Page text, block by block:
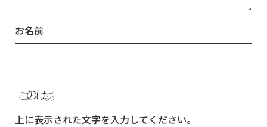
お名前
上に表示された文字を入力してください。